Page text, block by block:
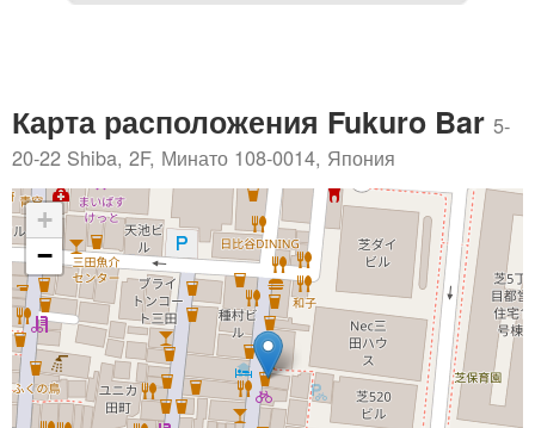
Карта расположения Fukuro Bar 5-
20-22 Shiba, 2F, Минато 108-0014, Япония
+
−